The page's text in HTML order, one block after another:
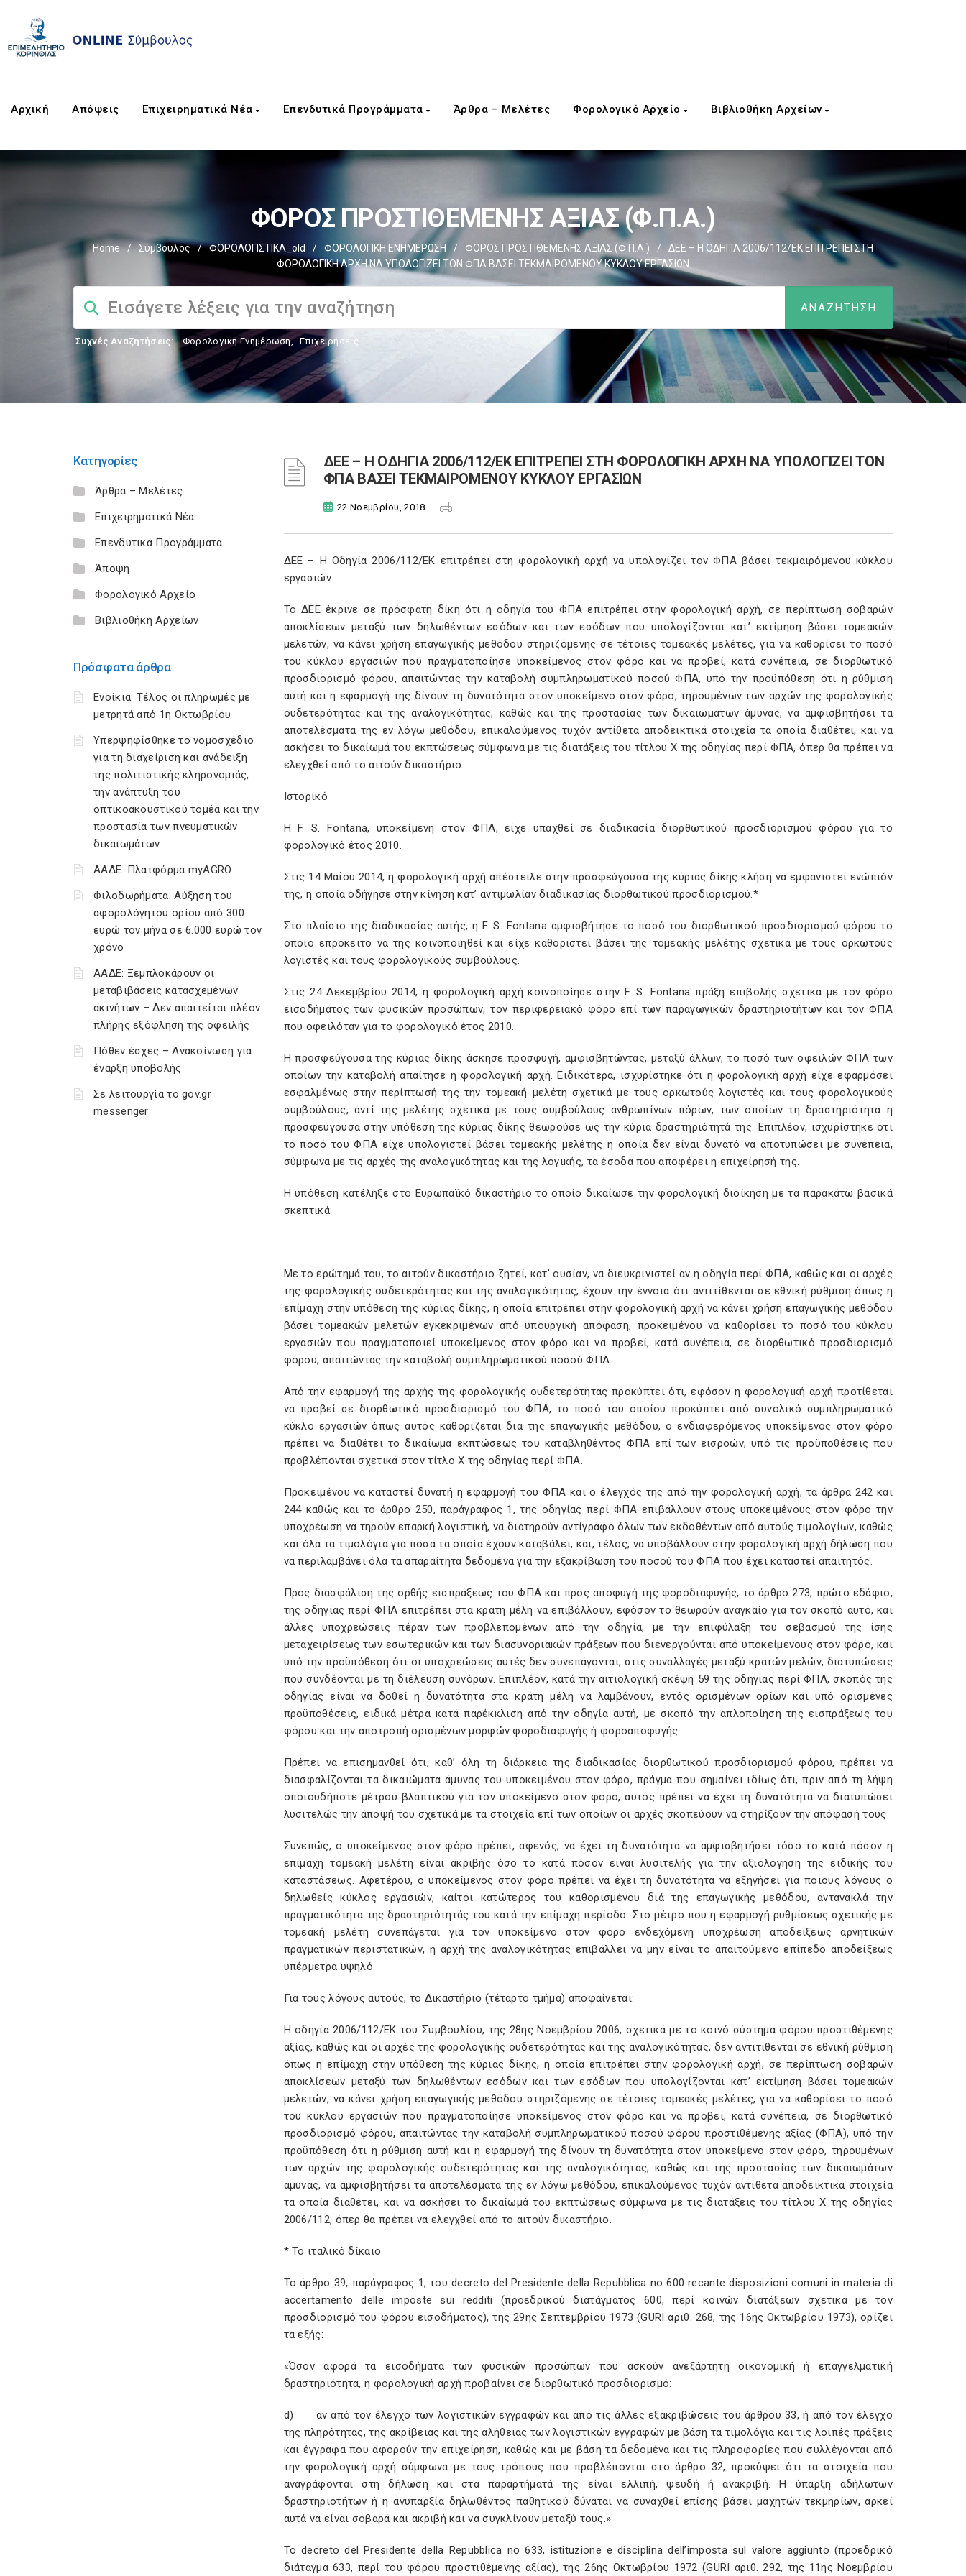
Αρχική Απόψεις Επιχειρηματικά Νέα Επενδυτικά Προγράμματα Άρθρα – Μελέτες Φορολογικό Αρχείο Βιβλιοθήκη Αρχείων
ΦΟΡΟΣ ΠΡΟΣΤΙΘΕΜΕΝΗΣ ΑΞΙΑΣ (Φ.Π.Α.)
Home / Σύμβουλος / ΦΟΡΟΛΟΓΙΣΤΙΚΑ_old / ΦΟΡΟΛΟΓΙΚΗ ΕΝΗΜΕΡΩΣΗ / ΦΟΡΟΣ ΠΡΟΣΤΙΘΕΜΕΝΗΣ ΑΞΙΑΣ (Φ.Π.Α.) /
ΔΕΕ – Η ΟΔΗΓΙΑ 2006/112/ΕΚ ΕΠΙΤΡΕΠΕΙ ΣΤΗ
ΦΟΡΟΛΟΓΙΚΗ ΑΡΧΗ ΝΑ ΥΠΟΛΟΓΙΖΕΙ ΤΟΝ ΦΠΑ ΒΑΣΕΙ ΤΕΚΜΑΙΡΟΜΕΝΟΥ ΚΥΚΛΟΥ ΕΡΓΑΣΙΩΝ
Συχνές Αναζητήσεις: Φορολογικη Ενημέρωση, Επιχειρήσεις
Κατηγορίες
Άρθρα – Μελέτες
Επιχειρηματικά Νέα
Επενδυτικά Προγράμματα
Άποψη
Φορολογικό Αρχείο
Βιβλιοθήκη Αρχείων
Πρόσφατα άρθρα
Ενοίκια: Τέλος οι πληρωμές με
μετρητά από 1η Οκτωβρίου
Υπερψηφίσθηκε το νομοσχέδιο
για τη διαχείριση και ανάδειξη
της πολιτιστικής κληρονομιάς,
την ανάπτυξη του
οπτικοακουστικού τομέα και την
προστασία των πνευματικών
δικαιωμάτων
ΑΑΔΕ: Πλατφόρμα myAGRO
Φιλοδωρήματα: Αύξηση του
αφορολόγητου ορίου από 300
ευρώ τον μήνα σε 6.000 ευρώ τον
χρόνο
ΑΑΔΕ: Ξεμπλοκάρουν οι
μεταβιβάσεις κατασχεμένων
ακινήτων – Δεν απαιτείται πλέον
πλήρης εξόφληση της οφειλής
Πόθεν έσχες – Ανακοίνωση για
έναρξη υποβολής
Σε λειτουργία το gov.gr
messenger
ΔΕΕ – Η ΟΔΗΓΙΑ 2006/112/ΕΚ ΕΠΙΤΡΕΠΕΙ ΣΤΗ ΦΟΡΟΛΟΓΙΚΗ ΑΡΧΗ ΝΑ ΥΠΟΛΟΓΙΖΕΙ ΤΟΝ
ΦΠΑ ΒΑΣΕΙ ΤΕΚΜΑΙΡΟΜΕΝΟΥ ΚΥΚΛΟΥ ΕΡΓΑΣΙΩΝ
22 Νοεμβρίου, 2018
ΔΕΕ – Η Οδηγία 2006/112/ΕΚ επιτρέπει στη φορολογική αρχή να υπολογίζει τον ΦΠΑ βάσει τεκμαιρόμενου κύκλου
εργασιών
Το ΔΕΕ έκρινε σε πρόσφατη δίκη ότι η οδηγία του ΦΠΑ επιτρέπει στην φορολογική αρχή, σε περίπτωση σοβαρών
αποκλίσεων μεταξύ των δηλωθέντων εσόδων και των εσόδων που υπολογίζονται κατ’ εκτίμηση βάσει τομεακών
μελετών, να κάνει χρήση επαγωγικής μεθόδου στηριζόμενης σε τέτοιες τομεακές μελέτες, για να καθορίσει το ποσό
του κύκλου εργασιών που πραγματοποίησε υποκείμενος στον φόρο και να προβεί, κατά συνέπεια, σε διορθωτικό
προσδιορισμό φόρου, απαιτώντας την καταβολή συμπληρωματικού ποσού ΦΠΑ, υπό την προϋπόθεση ότι η ρύθμιση
αυτή και η εφαρμογή της δίνουν τη δυνατότητα στον υποκείμενο στον φόρο, τηρουμένων των αρχών της φορολογικής
ουδετερότητας και της αναλογικότητας, καθώς και της προστασίας των δικαιωμάτων άμυνας, να αμφισβητήσει τα
αποτελέσματα της εν λόγω μεθόδου, επικαλούμενος τυχόν αντίθετα αποδεικτικά στοιχεία τα οποία διαθέτει, και να
ασκήσει το δικαίωμά του εκπτώσεως σύμφωνα με τις διατάξεις του τίτλου X της οδηγίας περί ΦΠΑ, όπερ θα πρέπει να
ελεγχθεί από το αιτούν δικαστήριο.
Ιστορικό
Η F. S. Fontana, υποκείμενη στον ΦΠΑ, είχε υπαχθεί σε διαδικασία διορθωτικού προσδιορισμού φόρου για το
φορολογικό έτος 2010.
Στις 14 Μαΐου 2014, η φορολογική αρχή απέστειλε στην προσφεύγουσα της κύριας δίκης κλήση να εμφανιστεί ενώπιόν
της, η οποία οδήγησε στην κίνηση κατ’ αντιμωλίαν διαδικασίας διορθωτικού προσδιορισμού.*
Στο πλαίσιο της διαδικασίας αυτής, η F. S. Fontana αμφισβήτησε το ποσό του διορθωτικού προσδιορισμού φόρου το
οποίο επρόκειτο να της κοινοποιηθεί και είχε καθοριστεί βάσει της τομεακής μελέτης σχετικά με τους ορκωτούς
λογιστές και τους φορολογικούς συμβούλους.
Στις 24 Δεκεμβρίου 2014, η φορολογική αρχή κοινοποίησε στην F. S. Fontana πράξη επιβολής σχετικά με τον φόρο
εισοδήματος των φυσικών προσώπων, τον περιφερειακό φόρο επί των παραγωγικών δραστηριοτήτων και τον ΦΠΑ
που οφειλόταν για το φορολογικό έτος 2010.
Η προσφεύγουσα της κύριας δίκης άσκησε προσφυγή, αμφισβητώντας, μεταξύ άλλων, το ποσό των οφειλών ΦΠΑ των
οποίων την καταβολή απαίτησε η φορολογική αρχή. Ειδικότερα, ισχυρίστηκε ότι η φορολογική αρχή είχε εφαρμόσει
εσφαλμένως στην περίπτωσή της την τομεακή μελέτη σχετικά με τους ορκωτούς λογιστές και τους φορολογικούς
συμβούλους, αντί της μελέτης σχετικά με τους συμβούλους ανθρωπίνων πόρων, των οποίων τη δραστηριότητα η
προσφεύγουσα στην υπόθεση της κύριας δίκης θεωρούσε ως την κύρια δραστηριότητά της. Επιπλέον, ισχυρίστηκε ότι
το ποσό του ΦΠΑ είχε υπολογιστεί βάσει τομεακής μελέτης η οποία δεν είναι δυνατό να αποτυπώσει με συνέπεια,
σύμφωνα με τις αρχές της αναλογικότητας και της λογικής, τα έσοδα που αποφέρει η επιχείρησή της.
Η υπόθεση κατέληξε στο Ευρωπαϊκό δικαστήριο το οποίο δικαίωσε την φορολογική διοίκηση με τα παρακάτω βασικά
σκεπτικά:
Με το ερώτημά του, το αιτούν δικαστήριο ζητεί, κατ’ ουσίαν, να διευκρινιστεί αν η οδηγία περί ΦΠΑ, καθώς και οι αρχές
της φορολογικής ουδετερότητας και της αναλογικότητας, έχουν την έννοια ότι αντιτίθενται σε εθνική ρύθμιση όπως η
επίμαχη στην υπόθεση της κύριας δίκης, η οποία επιτρέπει στην φορολογική αρχή να κάνει χρήση επαγωγικής μεθόδου
βάσει τομεακών μελετών εγκεκριμένων από υπουργική απόφαση, προκειμένου να καθορίσει το ποσό του κύκλου
εργασιών που πραγματοποιεί υποκείμενος στον φόρο και να προβεί, κατά συνέπεια, σε διορθωτικό προσδιορισμό
φόρου, απαιτώντας την καταβολή συμπληρωματικού ποσού ΦΠΑ.
Από την εφαρμογή της αρχής της φορολογικής ουδετερότητας προκύπτει ότι, εφόσον η φορολογική αρχή προτίθεται
να προβεί σε διορθωτικό προσδιορισμό του ΦΠΑ, το ποσό του οποίου προκύπτει από συνολικό συμπληρωματικό
κύκλο εργασιών όπως αυτός καθορίζεται διά της επαγωγικής μεθόδου, ο ενδιαφερόμενος υποκείμενος στον φόρο
πρέπει να διαθέτει το δικαίωμα εκπτώσεως του καταβληθέντος ΦΠΑ επί των εισροών, υπό τις προϋποθέσεις που
προβλέπονται σχετικά στον τίτλο X της οδηγίας περί ΦΠΑ.
Προκειμένου να καταστεί δυνατή η εφαρμογή του ΦΠΑ και ο έλεγχός της από την φορολογική αρχή, τα άρθρα 242 και
244 καθώς και το άρθρο 250, παράγραφος 1, της οδηγίας περί ΦΠΑ επιβάλλουν στους υποκειμένους στον φόρο την
υποχρέωση να τηρούν επαρκή λογιστική, να διατηρούν αντίγραφο όλων των εκδοθέντων από αυτούς τιμολογίων, καθώς
και όλα τα τιμολόγια για ποσά τα οποία έχουν καταβάλει, και, τέλος, να υποβάλλουν στην φορολογική αρχή δήλωση που
να περιλαμβάνει όλα τα απαραίτητα δεδομένα για την εξακρίβωση του ποσού του ΦΠΑ που έχει καταστεί απαιτητός.
Προς διασφάλιση της ορθής εισπράξεως του ΦΠΑ και προς αποφυγή της φοροδιαφυγής, το άρθρο 273, πρώτο εδάφιο,
της οδηγίας περί ΦΠΑ επιτρέπει στα κράτη μέλη να επιβάλλουν, εφόσον το θεωρούν αναγκαίο για τον σκοπό αυτό, και
άλλες υποχρεώσεις πέραν των προβλεπομένων από την οδηγία, με την επιφύλαξη του σεβασμού της ίσης
μεταχειρίσεως των εσωτερικών και των διασυνοριακών πράξεων που διενεργούνται από υποκείμενους στον φόρο, και
υπό την προϋπόθεση ότι οι υποχρεώσεις αυτές δεν συνεπάγονται, στις συναλλαγές μεταξύ κρατών μελών, διατυπώσεις
που συνδέονται με τη διέλευση συνόρων. Επιπλέον, κατά την αιτιολογική σκέψη 59 της οδηγίας περί ΦΠΑ, σκοπός της
οδηγίας είναι να δοθεί η δυνατότητα στα κράτη μέλη να λαμβάνουν, εντός ορισμένων ορίων και υπό ορισμένες
προϋποθέσεις, ειδικά μέτρα κατά παρέκκλιση από την οδηγία αυτή, με σκοπό την απλοποίηση της εισπράξεως του
φόρου και την αποτροπή ορισμένων μορφών φοροδιαφυγής ή φοροαποφυγής.
Πρέπει να επισημανθεί ότι, καθ’ όλη τη διάρκεια της διαδικασίας διορθωτικού προσδιορισμού φόρου, πρέπει να
διασφαλίζονται τα δικαιώματα άμυνας του υποκειμένου στον φόρο, πράγμα που σημαίνει ιδίως ότι, πριν από τη λήψη
οποιουδήποτε μέτρου βλαπτικού για τον υποκείμενο στον φόρο, αυτός πρέπει να έχει τη δυνατότητα να διατυπώσει
λυσιτελώς την άποψή του σχετικά με τα στοιχεία επί των οποίων οι αρχές σκοπεύουν να στηρίξουν την απόφασή τους
Συνεπώς, ο υποκείμενος στον φόρο πρέπει, αφενός, να έχει τη δυνατότητα να αμφισβητήσει τόσο το κατά πόσον η
επίμαχη τομεακή μελέτη είναι ακριβής όσο το κατά πόσον είναι λυσιτελής για την αξιολόγηση της ειδικής του
καταστάσεως. Αφετέρου, ο υποκείμενος στον φόρο πρέπει να έχει τη δυνατότητα να εξηγήσει για ποιους λόγους ο
δηλωθείς κύκλος εργασιών, καίτοι κατώτερος του καθορισμένου διά της επαγωγικής μεθόδου, αντανακλά την
πραγματικότητα της δραστηριότητάς του κατά την επίμαχη περίοδο. Στο μέτρο που η εφαρμογή ρυθμίσεως σχετικής με
τομεακή μελέτη συνεπάγεται για τον υποκείμενο στον φόρο ενδεχόμενη υποχρέωση αποδείξεως αρνητικών
πραγματικών περιστατικών, η αρχή της αναλογικότητας επιβάλλει να μην είναι το απαιτούμενο επίπεδο αποδείξεως
υπέρμετρα υψηλό.
Για τους λόγους αυτούς, το Δικαστήριο (τέταρτο τμήμα) αποφαίνεται:
Η οδηγία 2006/112/ΕΚ του Συμβουλίου, της 28ης Νοεμβρίου 2006, σχετικά με το κοινό σύστημα φόρου προστιθέμενης
αξίας, καθώς και οι αρχές της φορολογικής ουδετερότητας και της αναλογικότητας, δεν αντιτίθενται σε εθνική ρύθμιση
όπως η επίμαχη στην υπόθεση της κύριας δίκης, η οποία επιτρέπει στην φορολογική αρχή, σε περίπτωση σοβαρών
αποκλίσεων μεταξύ των δηλωθέντων εσόδων και των εσόδων που υπολογίζονται κατ’ εκτίμηση βάσει τομεακών
μελετών, να κάνει χρήση επαγωγικής μεθόδου στηριζόμενης σε τέτοιες τομεακές μελέτες, για να καθορίσει το ποσό
του κύκλου εργασιών που πραγματοποίησε υποκείμενος στον φόρο και να προβεί, κατά συνέπεια, σε διορθωτικό
προσδιορισμό φόρου, απαιτώντας την καταβολή συμπληρωματικού ποσού φόρου προστιθέμενης αξίας (ΦΠΑ), υπό την
προϋπόθεση ότι η ρύθμιση αυτή και η εφαρμογή της δίνουν τη δυνατότητα στον υποκείμενο στον φόρο, τηρουμένων
των αρχών της φορολογικής ουδετερότητας και της αναλογικότητας, καθώς και της προστασίας των δικαιωμάτων
άμυνας, να αμφισβητήσει τα αποτελέσματα της εν λόγω μεθόδου, επικαλούμενος τυχόν αντίθετα αποδεικτικά στοιχεία
τα οποία διαθέτει, και να ασκήσει το δικαίωμά του εκπτώσεως σύμφωνα με τις διατάξεις του τίτλου X της οδηγίας
2006/112, όπερ θα πρέπει να ελεγχθεί από το αιτούν δικαστήριο.
* Το ιταλικό δίκαιο
Το άρθρο 39, παράγραφος 1, του decreto del Presidente della Repubblica no 600 recante disposizioni comuni in materia di
accertamento delle imposte sui redditi (προεδρικού διατάγματος 600, περί κοινών διατάξεων σχετικά με τον
προσδιορισμό του φόρου εισοδήματος), της 29ης Σεπτεμβρίου 1973 (GURI αριθ. 268, της 16ης Οκτωβρίου 1973), ορίζει
τα εξής:
«Όσον αφορά τα εισοδήματα των φυσικών προσώπων που ασκούν ανεξάρτητη οικονομική ή επαγγελματική
δραστηριότητα, η φορολογική αρχή προβαίνει σε διορθωτικό προσδιορισμό:
d) αν από τον έλεγχο των λογιστικών εγγραφών και από τις άλλες εξακριβώσεις του άρθρου 33, ή από τον έλεγχο
της πληρότητας, της ακρίβειας και της αλήθειας των λογιστικών εγγραφών με βάση τα τιμολόγια και τις λοιπές πράξεις
και έγγραφα που αφορούν την επιχείρηση, καθώς και με βάση τα δεδομένα και τις πληροφορίες που συλλέγονται από
την φορολογική αρχή σύμφωνα με τους τρόπους που προβλέπονται στο άρθρο 32, προκύψει ότι τα στοιχεία που
αναγράφονται στη δήλωση και στα παραρτήματά της είναι ελλιπή, ψευδή ή ανακριβή. Η ύπαρξη αδήλωτων
δραστηριοτήτων ή η ανυπαρξία δηλωθέντος παθητικού δύναται να συναχθεί επίσης βάσει μαχητών τεκμηρίων, αρκεί
αυτά να είναι σοβαρά και ακριβή και να συγκλίνουν μεταξύ τους.»
Το decreto del Presidente della Repubblica no 633, istituzione e disciplina dell’imposta sul valore aggiunto (προεδρικό
διάταγμα 633, περί του φόρου προστιθέμενης αξίας), της 26ης Οκτωβρίου 1972 (GURI αριθ. 292, της 11ης Νοεμβρίου